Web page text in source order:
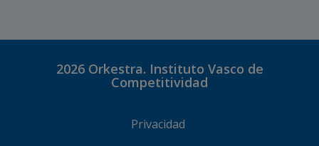
2026 Orkestra. Instituto Vasco de
Competitividad
Privacidad